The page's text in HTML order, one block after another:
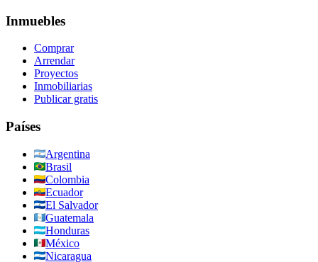
Inmuebles
Comprar
Arrendar
Proyectos
Inmobiliarias
Publicar gratis
Países
Argentina
Brasil
Colombia
Ecuador
El Salvador
Guatemala
Honduras
México
Nicaragua